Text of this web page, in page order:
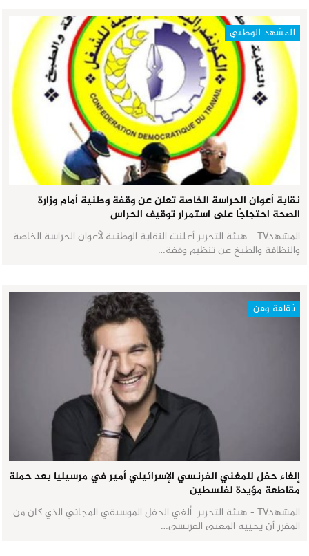
المشهد الوطني
نقابة أعوان الحراسة الخاصة تعلن عن وقفة وطنية أمام وزارة
الصحة احتجاجًا على استمرار توقيف الحراس
المشهدTV - هيئة التحرير أعلنت النقابة الوطنية لأعوان الحراسة الخاصة
والنظافة والطبخ عن تنظيم وقفة…
ثقافة وفن
إلغاء حفل للمغني الفرنسي الإسرائيلي أمير في مرسيليا بعد حملة
مقاطعة مؤيدة لفلسطين
المشهدTV - هيئة التحرير أُلغي الحفل الموسيقي المجاني الذي كان من
المقرر أن يحييه المغني الفرنسي…